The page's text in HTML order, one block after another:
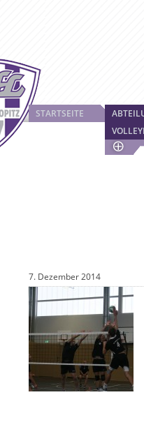
STARTSEITE
7. Dezember 2014